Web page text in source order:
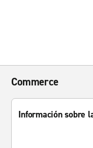
Commerce
Información sobre